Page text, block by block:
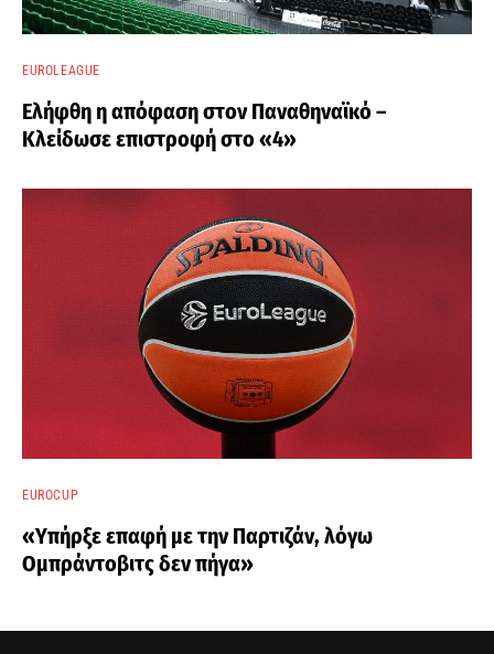
EUROLEAGUE
Ελήφθη η απόφαση στον Παναθηναϊκό –
Κλείδωσε επιστροφή στο «4»
EUROCUP
«Υπήρξε επαφή με την Παρτιζάν, λόγω
Ομπράντοβιτς δεν πήγα»